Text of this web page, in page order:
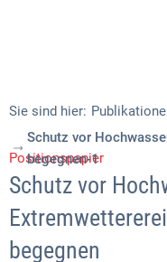
Sie sind hier:
Schutz vor
begegnen-1
Positionspapier
Schutz vor
begegnen